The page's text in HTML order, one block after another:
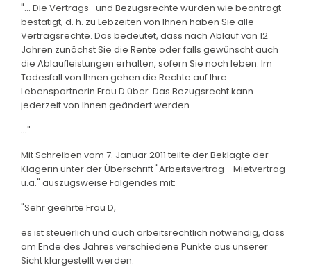
"... Die Vertrags- und Bezugsrechte wurden wie beantragt
bestätigt, d. h. zu Lebzeiten von Ihnen haben Sie alle
Vertragsrechte. Das bedeutet, dass nach Ablauf von 12
Jahren zunächst Sie die Rente oder falls gewünscht auch
die Ablaufleistungen erhalten, sofern Sie noch leben. Im
Todesfall von Ihnen gehen die Rechte auf Ihre
Lebenspartnerin Frau D über. Das Bezugsrecht kann
jederzeit von Ihnen geändert werden.
..."
Mit Schreiben vom 7. Januar 2011 teilte der Beklagte der
Klägerin unter der Überschrift "Arbeitsvertrag - Mietvertrag
u.a." auszugsweise Folgendes mit:
"Sehr geehrte Frau D,
es ist steuerlich und auch arbeitsrechtlich notwendig, dass
am Ende des Jahres verschiedene Punkte aus unserer
Sicht klargestellt werden: